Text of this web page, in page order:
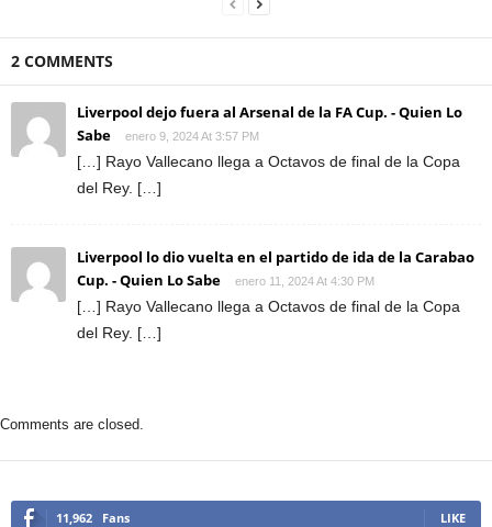
2 COMMENTS
Liverpool dejo fuera al Arsenal de la FA Cup. - Quien Lo
Sabe
enero 9, 2024 At 3:57 PM
[…] Rayo Vallecano llega a Octavos de final de la Copa
del Rey. […]
Liverpool lo dio vuelta en el partido de ida de la Carabao
Cup. - Quien Lo Sabe
enero 11, 2024 At 4:30 PM
[…] Rayo Vallecano llega a Octavos de final de la Copa
del Rey. […]
Comments are closed.
11,962 Fans LIKE